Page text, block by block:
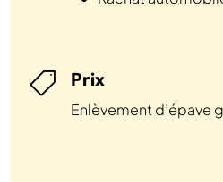
 Prix
Enlèvement d’épave